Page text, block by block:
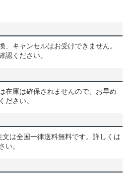
、キャンセルはお受けできません。
認ください。
在庫は確保されませんので、お早め
ださい。
は全国一律送料無料です。詳しくは
い。